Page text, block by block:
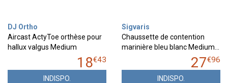
DJ Ortho
Aircast ActyToe orthèse pour
hallux valgus Medium
18€43
INDISPO.
Sigvaris
Chaussette de contention
marinière bleu blanc Medium…
27€96
INDISPO.